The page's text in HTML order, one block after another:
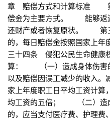
章 赔偿方式和计算标准
偿金为主要方式。 能够返
还财产或者恢复原状。 第
的，每日赔偿金按照国家上
三十四条 侵犯公民生命健康
算： （一）造成身体伤害的
以及赔偿因误工减少的收入。
家上年度职工日平均工资计算
均工资的五倍； （二）造
的，应当支付医疗费、护理费